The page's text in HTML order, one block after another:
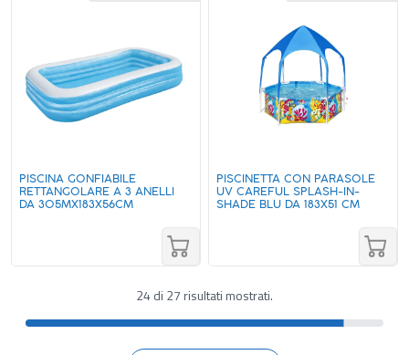
PISCINA GONFIABILE
RETTANGOLARE A 3 ANELLI
DA 305MX183X56CM
PISCINETTA CON PARASOLE
UV CAREFUL SPLASH-IN-
SHADE BLU DA 183X51 CM
24 di 27 risultati mostrati.